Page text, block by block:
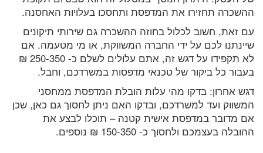
ההשכרה תחזירו את המדפסת ותחסכו בעלויות האחסנה.
עם זאת, חשוב לכלול בחוזה ההשכרה גם שירותי תיקונים
שיינתנו לכם על ידי החברה המשווקת, או מי מטעמה. אם
לא תקפידו על דגש זה, אתם עלולים לשלם כ- 250-350 ₪
בעבור כל ביקור של טכנאי מדפסות במשרדכם, וחבל.
דגש אחרון: בדקו מהי עלות הובלת המדפסת ממחסני
המשווק ועד למשרדכם, ובדקו האם ניתן לחסוך גם כאן, שכן
אם מדובר במדפסת אישית קטנה – תוכלו לבצע את
ההובלה בעצמכם ולחסוך כ- 150-350 ₪ נוספים.